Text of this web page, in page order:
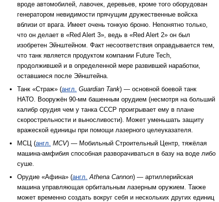
вроде автомобилей, лавочек, деревьев, кроме того оборудован
генератором невидимости прячущим дружественные войска
вблизи от врага. Имеет очень тонкую броню. Непонятно только,
что он делает в «Red Alert 3», ведь в «Red Alert 2» он был
изобретен Эйнштейном. Факт несоответствия оправдывается тем,
что танк является продуктом компании Future Tech,
продолжившей и в определенной мере развившей наработки,
оставшиеся после Эйнштейна.
Танк «Страж» (англ. Guardian Tank) — основной боевой танк
НАТО. Вооружён 90-мм башенным орудием (несмотря на больший
калибр орудия чем у танка СССР проигрывает ему в плане
скорострельности и выносливости). Может уменьшать защиту
вражеской единицы при помощи лазерного целеуказателя.
МСЦ (англ. MCV) — Мобильный Строительный Центр, тяжёлая
машина-амфибия способная разворачиваться в базу на воде либо
суше.
Орудие «Афина» (англ. Athena Cannon) — артиллерийская
машина управляющая орбитальным лазерным оружием. Также
может временно создать вокруг себя и нескольких других единиц